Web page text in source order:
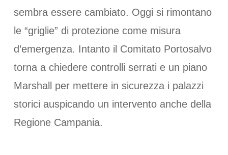
sembra essere cambiato. Oggi si rimontano
le “griglie” di protezione come misura
d’emergenza. Intanto il Comitato Portosalvo
torna a chiedere controlli serrati e un piano
Marshall per mettere in sicurezza i palazzi
storici auspicando un intervento anche della
Regione Campania.